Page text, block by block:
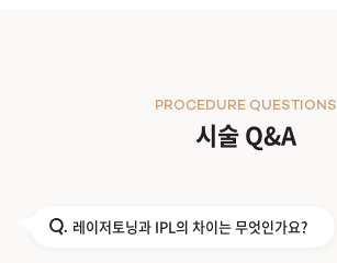
시술 Q&A
PROCEDURE QUESTIONS
Q. 레이저토닝과 IPL의 차이는 무엇인가요?